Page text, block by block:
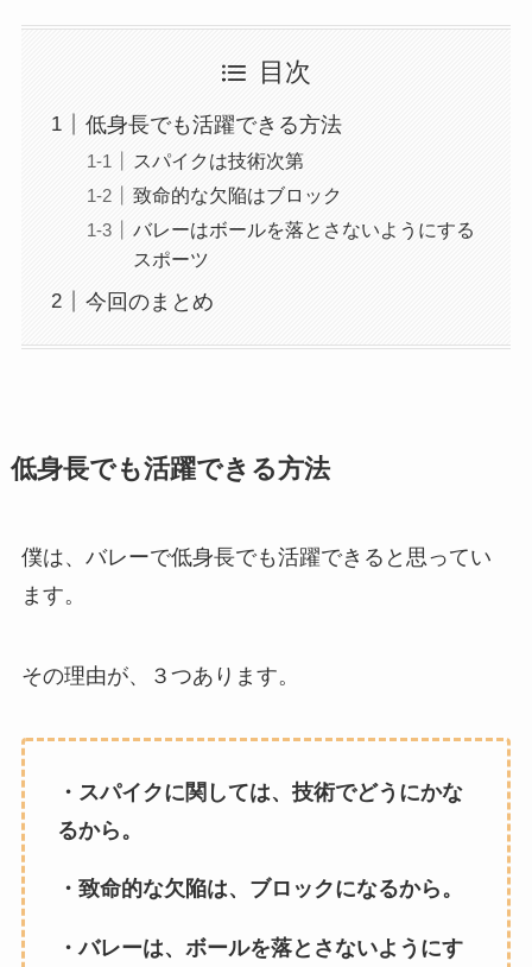
目次
低身長でも活躍できる方法
スパイクは技術次第
致命的な欠陥はブロック
バレーはボールを落とさないようにする
スポーツ
今回のまとめ
低身長でも活躍できる方法
僕は、バレーで低身長でも活躍できると思ってい
ます。
その理由が、３つあります。
・スパイクに関しては、技術でどうにかな
るから。
・致命的な欠陥は、ブロックになるから。
・バレーは、ボールを落とさないようにす